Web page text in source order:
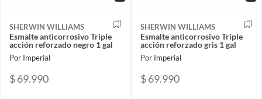
SHERWIN WILLIAMS
Esmalte anticorrosivo Triple
acción reforzado negro 1 gal
Por Imperial
$ 69.990
SHERWIN WILLIAMS
Esmalte anticorrosivo Triple
acción reforzado gris 1 gal
Por Imperial
$ 69.990